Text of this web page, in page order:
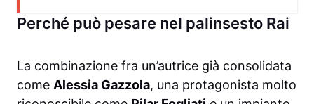
Perché può pesare nel palinsesto Rai
La combinazione fra un’autrice già consolidata
come Alessia Gazzola, una protagonista molto